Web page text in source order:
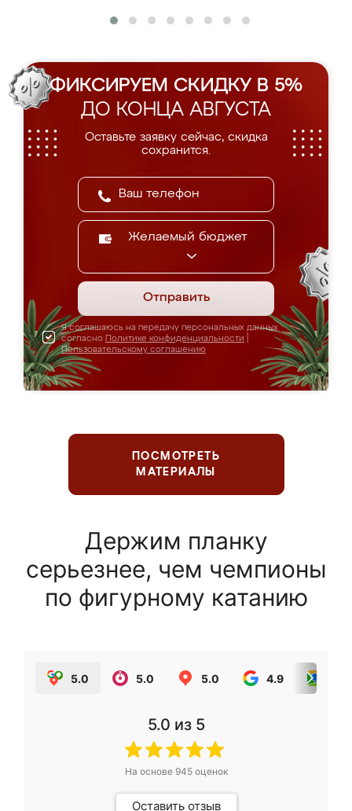
ФИКСИРУЕМ СКИДКУ В 5%
ДО КОНЦА АВГУСТА
Оставьте заявку сейчас, скидка
сохранится.
Желаемый бюджет
Отправить
Я соглашаюсь на передачу персональных данных
согласно Политике конфиденциальности
Пользовательскому соглашению
ПОСМОТРЕТЬ
МАТЕРИАЛЫ
Держим планку
серьезнее, чем чемпионы
по фигурному катанию
5.0 5.0 5.0 4.9
5.0 из 5
На основе 945оценок
Оставить отзыв